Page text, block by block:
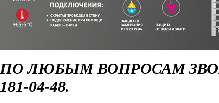
ПО ЛЮБЫМ ВОПРОСАМ
181-04-48.